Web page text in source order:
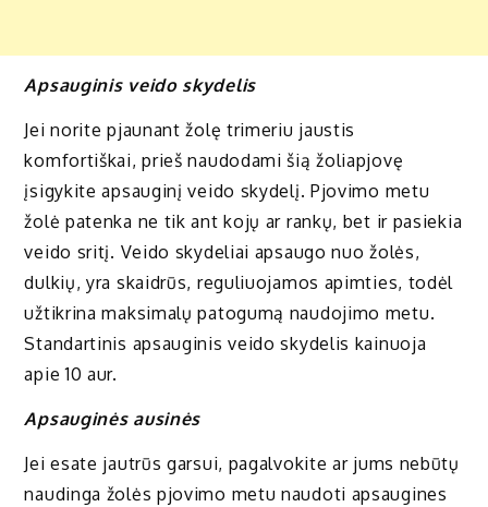
Apsauginis veido skydelis
Jei norite pjaunant žolę trimeriu jaustis
komfortiškai, prieš naudodami šią žoliapjovę
įsigykite apsauginį veido skydelį. Pjovimo metu
žolė patenka ne tik ant kojų ar rankų, bet ir pasiekia
veido sritį. Veido skydeliai apsaugo nuo žolės,
dulkių, yra skaidrūs, reguliuojamos apimties, todėl
užtikrina maksimalų patogumą naudojimo metu.
Standartinis apsauginis veido skydelis kainuoja
apie 10 aur.
Apsauginės ausinės
Jei esate jautrūs garsui, pagalvokite ar jums nebūtų
naudinga žolės pjovimo metu naudoti apsaugines